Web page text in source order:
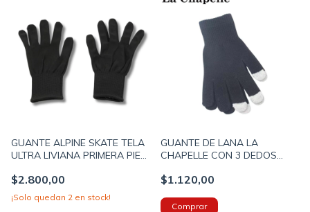
GUANTE ALPINE SKATE TELA
ULTRA LIVIANA PRIMERA PIEL
21X9cm COLOR NEGRO
(T18901)
$2.800,00
¡Solo quedan 2 en stock!
GUANTE DE LANA LA
CHAPELLE CON 3 DEDOS
(34UC2297)
$1.120,00